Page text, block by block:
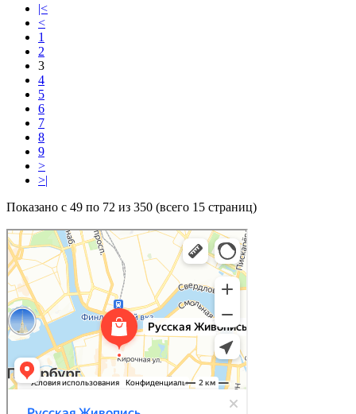
|<
<
1
2
3
4
5
6
7
8
9
>
>|
Показано с 49 по 72 из 350 (всего 15 страниц)